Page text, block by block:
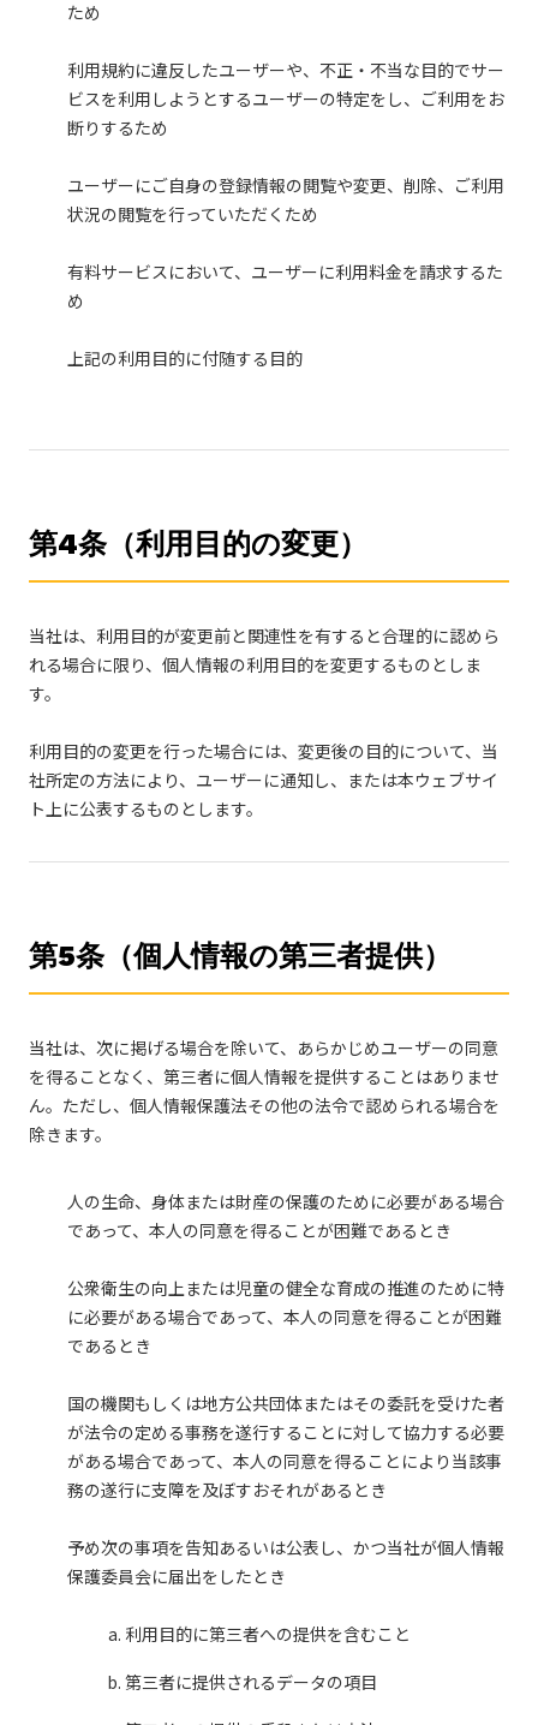
ため
利用規約に違反したユーザーや、不正・不当な目的でサー
ビスを利用しようとするユーザーの特定をし、ご利用をお
断りするため
ユーザーにご自身の登録情報の閲覧や変更、削除、ご利用
状況の閲覧を行っていただくため
有料サービスにおいて、ユーザーに利用料金を請求するた
め
上記の利用目的に付随する目的
第4条（利用目的の変更）
当社は、利用目的が変更前と関連性を有すると合理的に認めら
れる場合に限り、個人情報の利用目的を変更するものとしま
す。
利用目的の変更を行った場合には、変更後の目的について、当
社所定の方法により、ユーザーに通知し、または本ウェブサイ
ト上に公表するものとします。
第5条（個人情報の第三者提供）
当社は、次に掲げる場合を除いて、あらかじめユーザーの同意
を得ることなく、第三者に個人情報を提供することはありませ
ん。ただし、個人情報保護法その他の法令で認められる場合を
除きます。
人の生命、身体または財産の保護のために必要がある場合
であって、本人の同意を得ることが困難であるとき
公衆衛生の向上または児童の健全な育成の推進のために特
に必要がある場合であって、本人の同意を得ることが困難
であるとき
国の機関もしくは地方公共団体またはその委託を受けた者
が法令の定める事務を遂行することに対して協力する必要
がある場合であって、本人の同意を得ることにより当該事
務の遂行に支障を及ぼすおそれがあるとき
予め次の事項を告知あるいは公表し、かつ当社が個人情報
保護委員会に届出をしたとき
利用目的に第三者への提供を含むこと
第三者に提供されるデータの項目